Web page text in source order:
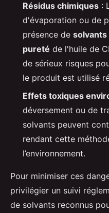
Résidus chimiques :
d'évaporation ou de
présence de
pureté de l'huile de
de sérieux risques
le produit est utilisé
Effets toxiques
déversement ou de
solvants peuvent
rendant cette
l’environnement.
Pour minimiser ces
privilégier un suivi
de solvants reconnus